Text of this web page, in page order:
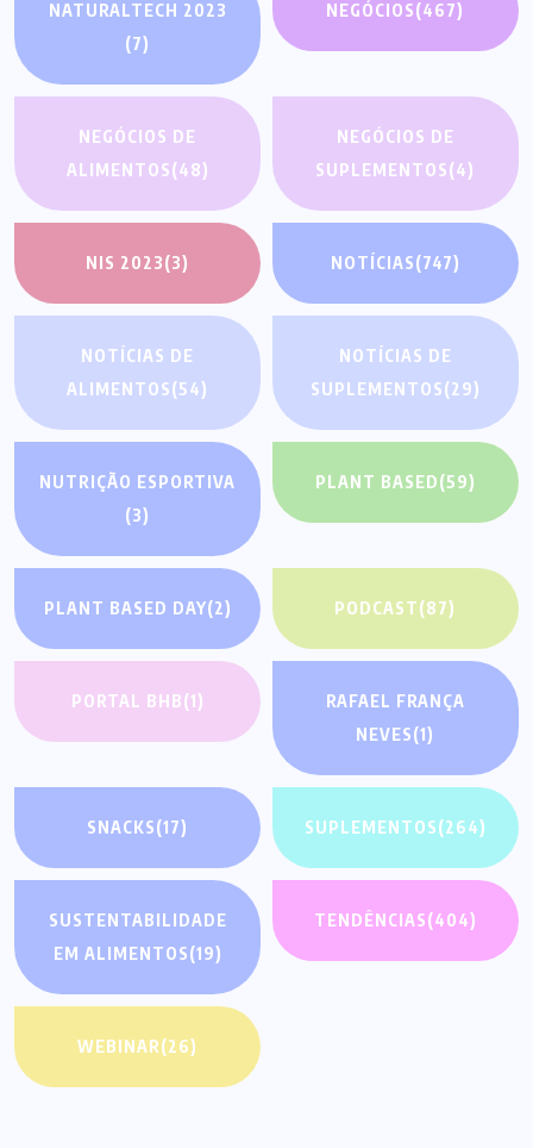
NATURALTECH 2023
(7)
NEGÓCIOS(467)
NEGÓCIOS DE
ALIMENTOS(48)
NEGÓCIOS DE
SUPLEMENTOS(4)
NIS 2023(3) NOTÍCIAS(747)
NOTÍCIAS DE
ALIMENTOS(54)
NOTÍCIAS DE
SUPLEMENTOS(29)
NUTRIÇÃO ESPORTIVA
(3)
PLANT BASED(59)
PLANT BASED DAY(2) PODCAST(87)
PORTAL BHB(1)
RAFAEL FRANÇA
NEVES(1)
SNACKS(17) SUPLEMENTOS(264)
SUSTENTABILIDADE
EM ALIMENTOS(19)
TENDÊNCIAS(404)
WEBINAR(26)